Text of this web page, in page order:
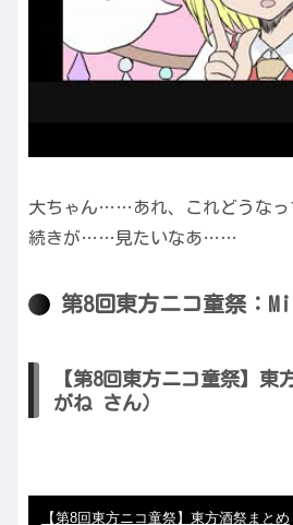
大ちゃん……あれ、これどうな
続きが……見たいなあ……
第8回東方ニコ童祭：
【第8回東方ニコ童祭】東
がね さん）